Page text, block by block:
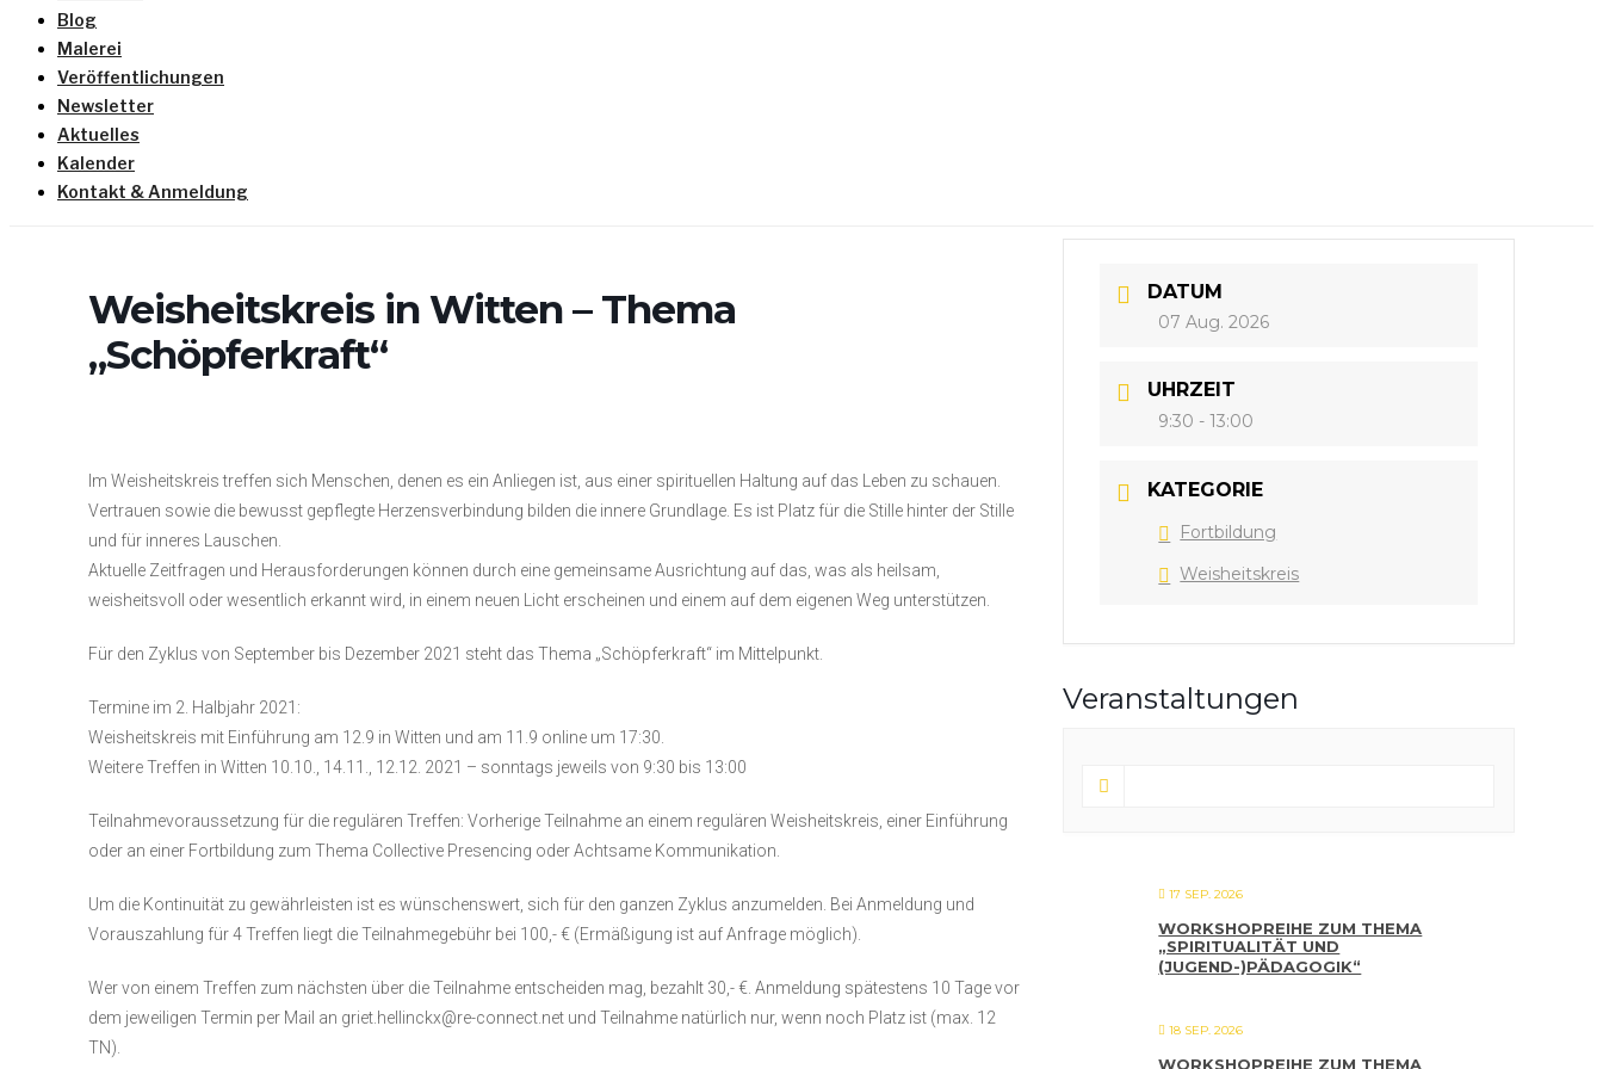
Blog
Malerei
Veröffentlichungen
Newsletter
Aktuelles
Kalender
Kontakt & Anmeldung
Weisheitskreis in Witten – Thema
„Schöpferkraft“
Im Weisheitskreis treffen sich Menschen, denen es ein Anliegen ist, aus einer spirituellen Haltung auf das Leben zu schauen.
Vertrauen sowie die bewusst gepflegte Herzensverbindung bilden die innere Grundlage. Es ist Platz für die Stille hinter der Stille
und für inneres Lauschen.
Aktuelle Zeitfragen und Herausforderungen können durch eine gemeinsame Ausrichtung auf das, was als heilsam,
weisheitsvoll oder wesentlich erkannt wird, in einem neuen Licht erscheinen und einem auf dem eigenen Weg unterstützen.
Für den Zyklus von September bis Dezember 2021 steht das Thema „Schöpferkraft“ im Mittelpunkt.
Termine im 2. Halbjahr 2021:
Weisheitskreis mit Einführung am 12.9 in Witten und am 11.9 online um 17:30.
Weitere Treffen in Witten 10.10., 14.11., 12.12. 2021 – sonntags jeweils von 9:30 bis 13:00
Teilnahmevoraussetzung für die regulären Treffen: Vorherige Teilnahme an einem regulären Weisheitskreis, einer Einführung
oder an einer Fortbildung zum Thema Collective Presencing oder Achtsame Kommunikation.
Um die Kontinuität zu gewährleisten ist es wünschenswert, sich für den ganzen Zyklus anzumelden. Bei Anmeldung und
Vorauszahlung für 4 Treffen liegt die Teilnahmegebühr bei 100,- € (Ermäßigung ist auf Anfrage möglich).
Wer von einem Treffen zum nächsten über die Teilnahme entscheiden mag, bezahlt 30,- €. Anmeldung spätestens 10 Tage vor
dem jeweiligen Termin per Mail an griet.hellinckx@re-connect.net und Teilnahme natürlich nur, wenn noch Platz ist (max. 12
TN).
DATUM
07 Aug. 2026
UHRZEIT
9:30 - 13:00
KATEGORIE
Fortbildung
Weisheitskreis
Veranstaltungen
17 SEP. 2026
WORKSHOPREIHE ZUM THEMA
„SPIRITUALITÄT UND
(JUGEND-)PÄDAGOGIK“
18 SEP. 2026
WORKSHOPREIHE ZUM THEMA